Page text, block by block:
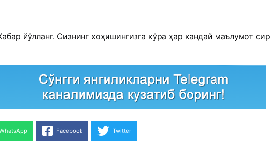
йўлланг. Сизнинг хоҳишингизга кўра ҳар қандай маълумот сир
WhatsApp Facebook Twitter